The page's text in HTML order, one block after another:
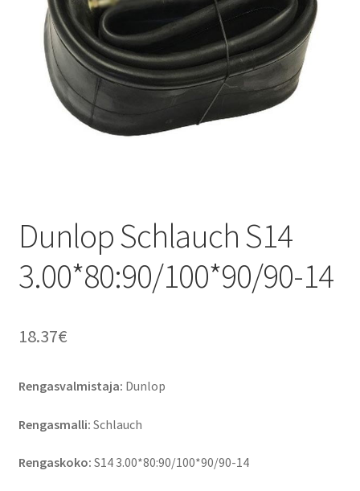
Dunlop Schlauch S14
3.00*80:90/100*90/90-14
18.37€
Rengasvalmistaja: Dunlop
Rengasmalli: Schlauch
Rengaskoko: S14 3.00*80:90/100*90/90-14